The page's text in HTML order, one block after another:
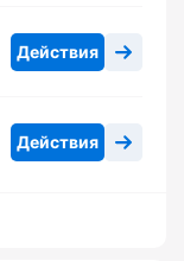
Действия
Действия